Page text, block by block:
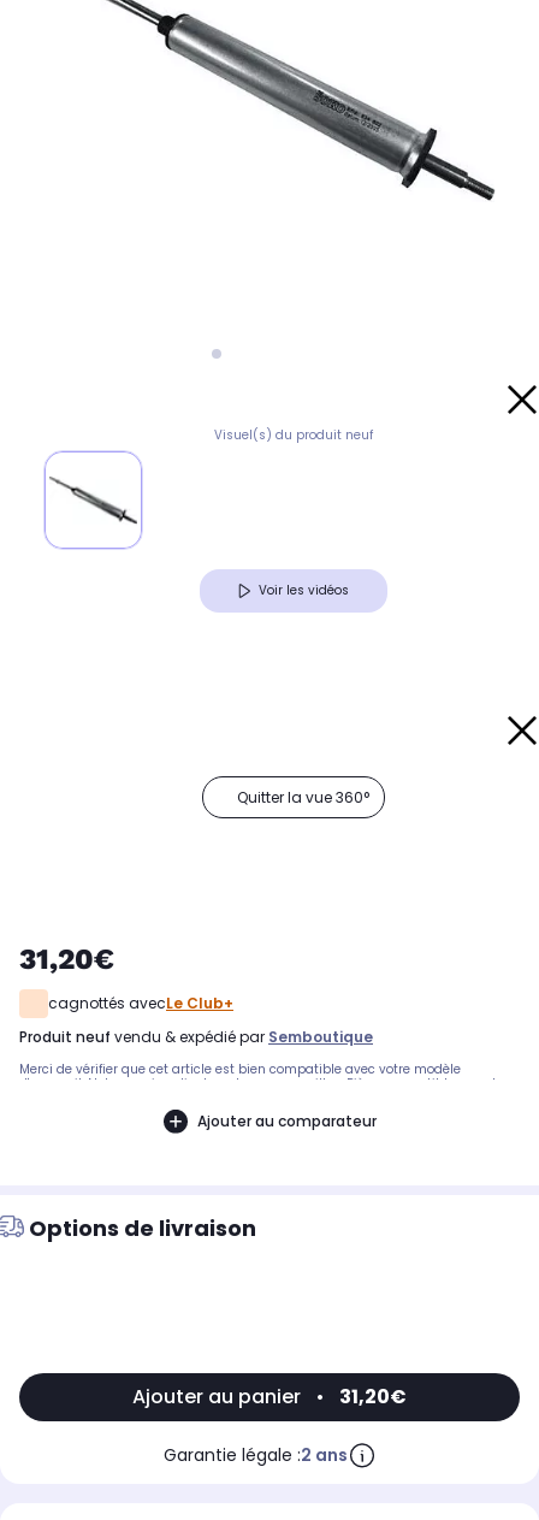
Visuel(s) du produit neuf
Voir les vidéos
Quitter la vue 360°
31,20€
cagnottés avecLe Club+
produit neuf vendu & expédié par Semboutique
Merci de vérifier que cet article est bien compatible avec votre modèle
d'appareil. Notre service client peut vous conseiller. .Pièce compatible avec les
Ajouter au comparateur
Options de livraison
Ajouter au panier • 31,20€
Garantie légale :2 ans